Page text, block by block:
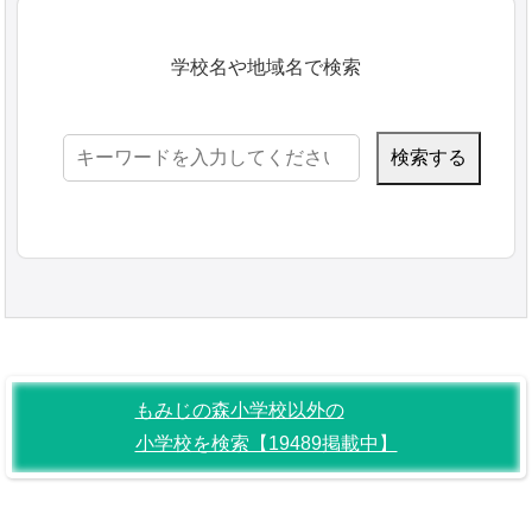
学校名や地域名で検索
検
もみじの森小学校以外の
小学校を検索【19489掲載中】